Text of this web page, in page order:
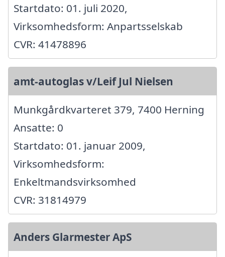
Startdato: 01. juli 2020,
Virksomhedsform: Anpartsselskab
CVR: 41478896
amt-autoglas v/Leif Jul Nielsen
Munkgårdkvarteret 379, 7400 Herning
Ansatte: 0
Startdato: 01. januar 2009,
Virksomhedsform:
Enkeltmandsvirksomhed
CVR: 31814979
Anders Glarmester ApS